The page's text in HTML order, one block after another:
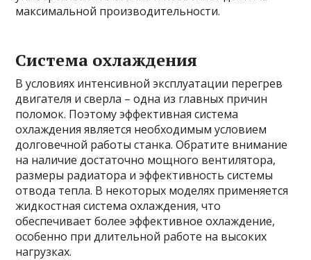
максимальной производительности.
Система охлаждения
В условиях интенсивной эксплуатации перегрев
двигателя и сверла – одна из главных причин
поломок. Поэтому эффективная система
охлаждения является необходимым условием
долговечной работы станка. Обратите внимание
на наличие достаточно мощного вентилятора,
размеры радиатора и эффективность системы
отвода тепла. В некоторых моделях применяется
жидкостная система охлаждения, что
обеспечивает более эффективное охлаждение,
особенно при длительной работе на высоких
нагрузках.